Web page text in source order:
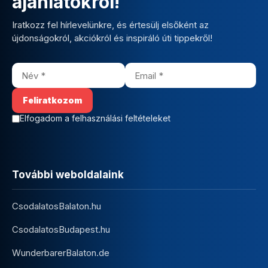
Iratkozz fel hírlevelünkre, és értesülj elsőként az
újdonságokról, akciókról és inspiráló úti tippekről!
Elfogadom a felhasználási feltételeket
További weboldalaink
CsodalatosBalaton.hu
CsodalatosBudapest.hu
WunderbarerBalaton.de